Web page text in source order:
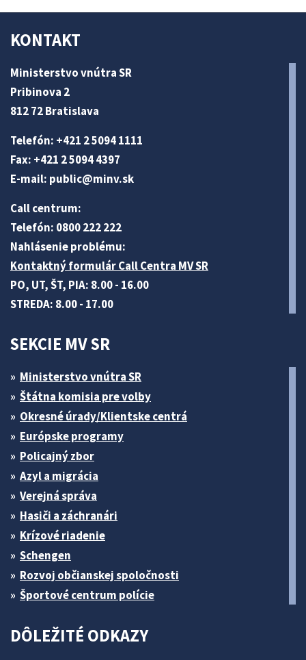
KONTAKT
Ministerstvo vnútra SR
Pribinova 2
812 72 Bratislava
Telefón: +421 2 5094 1111
Fax: +421 2 5094 4397
E-mail: public@minv.sk
Call centrum:
Telefón: 0800 222 222
Nahlásenie problému:
Kontaktný formulár Call Centra MV SR
PO, UT, ŠT, PIA: 8.00 - 16.00
STREDA: 8.00 - 17.00
SEKCIE MV SR
Ministerstvo vnútra SR
Štátna komisia pre volby
Okresné úrady/Klientske centrá
Európske programy
Policajný zbor
Azyl a migrácia
Verejná správa
Hasiči a záchranári
Krízové riadenie
Schengen
Rozvoj občianskej spoločnosti
Športové centrum polície
DÔLEŽITÉ ODKAZY